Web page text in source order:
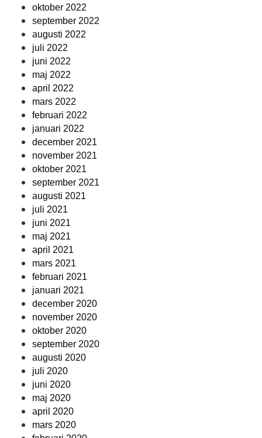
oktober 2022
september 2022
augusti 2022
juli 2022
juni 2022
maj 2022
april 2022
mars 2022
februari 2022
januari 2022
december 2021
november 2021
oktober 2021
september 2021
augusti 2021
juli 2021
juni 2021
maj 2021
april 2021
mars 2021
februari 2021
januari 2021
december 2020
november 2020
oktober 2020
september 2020
augusti 2020
juli 2020
juni 2020
maj 2020
april 2020
mars 2020